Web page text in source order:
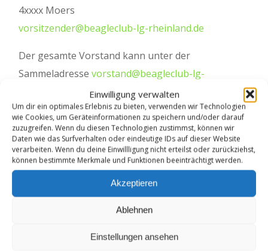
Einwilligung verwalten
Um dir ein optimales Erlebnis zu bieten, verwenden wir Technologien
wie Cookies, um Geräteinformationen zu speichern und/oder darauf
zuzugreifen. Wenn du diesen Technologien zustimmst, können wir
Daten wie das Surfverhalten oder eindeutige IDs auf dieser Website
verarbeiten. Wenn du deine Einwillligung nicht erteilst oder zurückziehst,
können bestimmte Merkmale und Funktionen beeinträchtigt werden.
Akzeptieren
Ablehnen
Einstellungen ansehen
4xxxx Moers
vorsitzender@beagleclub-lg-rheinland.de
Der gesamte Vorstand kann unter der
Sammeladressevorstand@beagleclub-lg-
erreicht werden.
Selbstverständlich sind alle Inhalte dieser Website
urheberrechtlich geschützt. Jede Verwendung von
unseren Inhalten außerhalb dieser Site benötigt
die ausdrückliche Zustimmung der Landesgruppe
bzw. der jeweiligen Copyright-Inhaber.
nicht unbedingt die offizielle Meinung der